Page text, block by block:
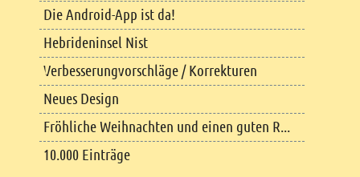
Die Android-App ist da!
Hebrideninsel Nist
Verbesserungvorschläge / Korrekturen
Neues Design
Fröhliche Weihnachten und einen guten R...
10.000 Einträge